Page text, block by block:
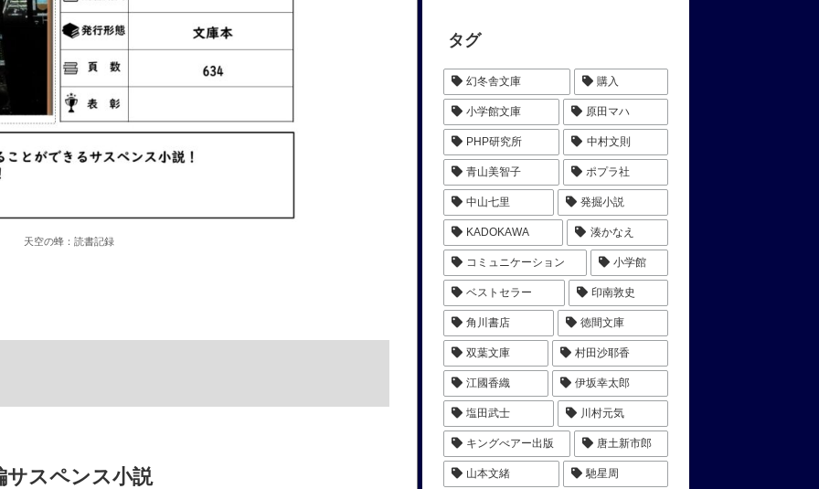
天空の蜂：読書記録
サスペンス小説
タグ
幻冬舎文庫 購入
小学館文庫 原田マハ
PHP研究所 中村文則
青山美智子 ポプラ社
中山七里 発掘小説
KADOKAWA 湊かなえ
コミュニケーション 小学館
ベストセラー 印南敦史
角川書店 徳間文庫
双葉文庫 村田沙耶香
江國香織 伊坂幸太郎
塩田武士 川村元気
キングべアー出版 唐土新市郎
山本文緒 馳星周